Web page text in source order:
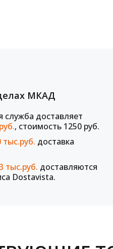
МКАД
служба доставляет
, стоимость 1250 руб.
тыс.руб. доставка
тыс.руб. доставляются
Dostavista.